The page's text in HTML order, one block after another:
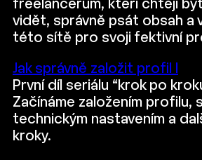
freelancerům, kteří chtějí
vidět, správně psát obsah a
této sítě pro svoji fektivní
Jak správně založit profil I
První díl seriálu “krok po
Začínáme založením profilu,
technickým nastavením a
kroky.